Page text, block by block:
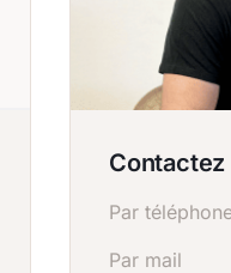
Par
Par mail